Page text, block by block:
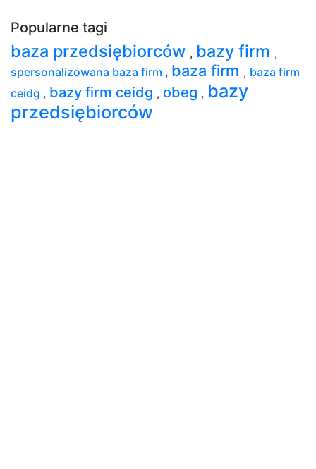
Popularne tagi
baza przedsiębiorców , bazy firm ,
spersonalizowana baza firm , baza firm , baza firm
ceidg , bazy firm ceidg , obeg , bazy
przedsiębiorców